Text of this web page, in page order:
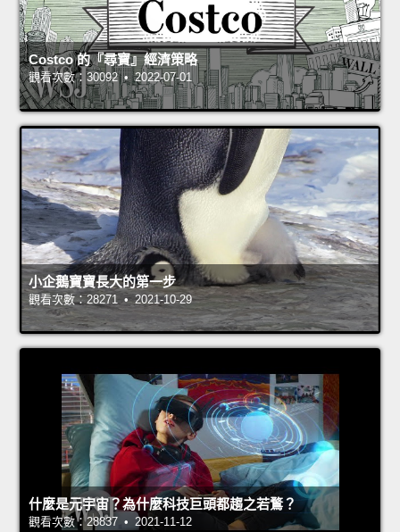
Costco 的『尋寶』經濟策略
觀看次數：30092 • 2022-07-01
小企鵝寶寶長大的第一步
觀看次數：28271 • 2021-10-29
什麼是元宇宙？為什麼科技巨頭都趨之若鶩？
觀看次數：28837 • 2021-11-12